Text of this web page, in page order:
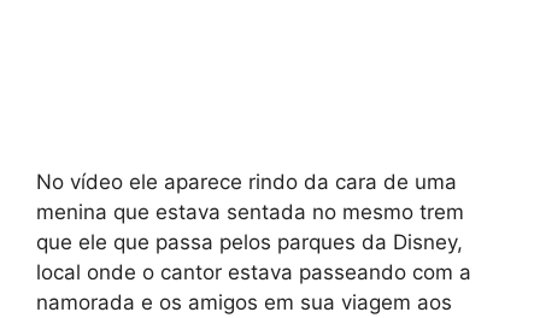
No vídeo ele aparece rindo da cara de uma
menina que estava sentada no mesmo trem
que ele que passa pelos parques da Disney,
local onde o cantor estava passeando com a
namorada e os amigos em sua viagem aos